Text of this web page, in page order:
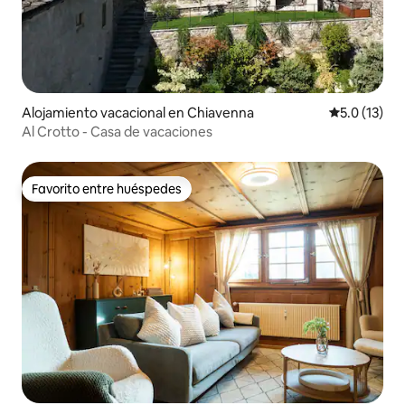
Alojamiento vacacional en Chiavenna Calificación
5.0 (13)
Al Crotto - Casa de vacaciones
Favorito entre huéspedes
Favorito entre huéspedes